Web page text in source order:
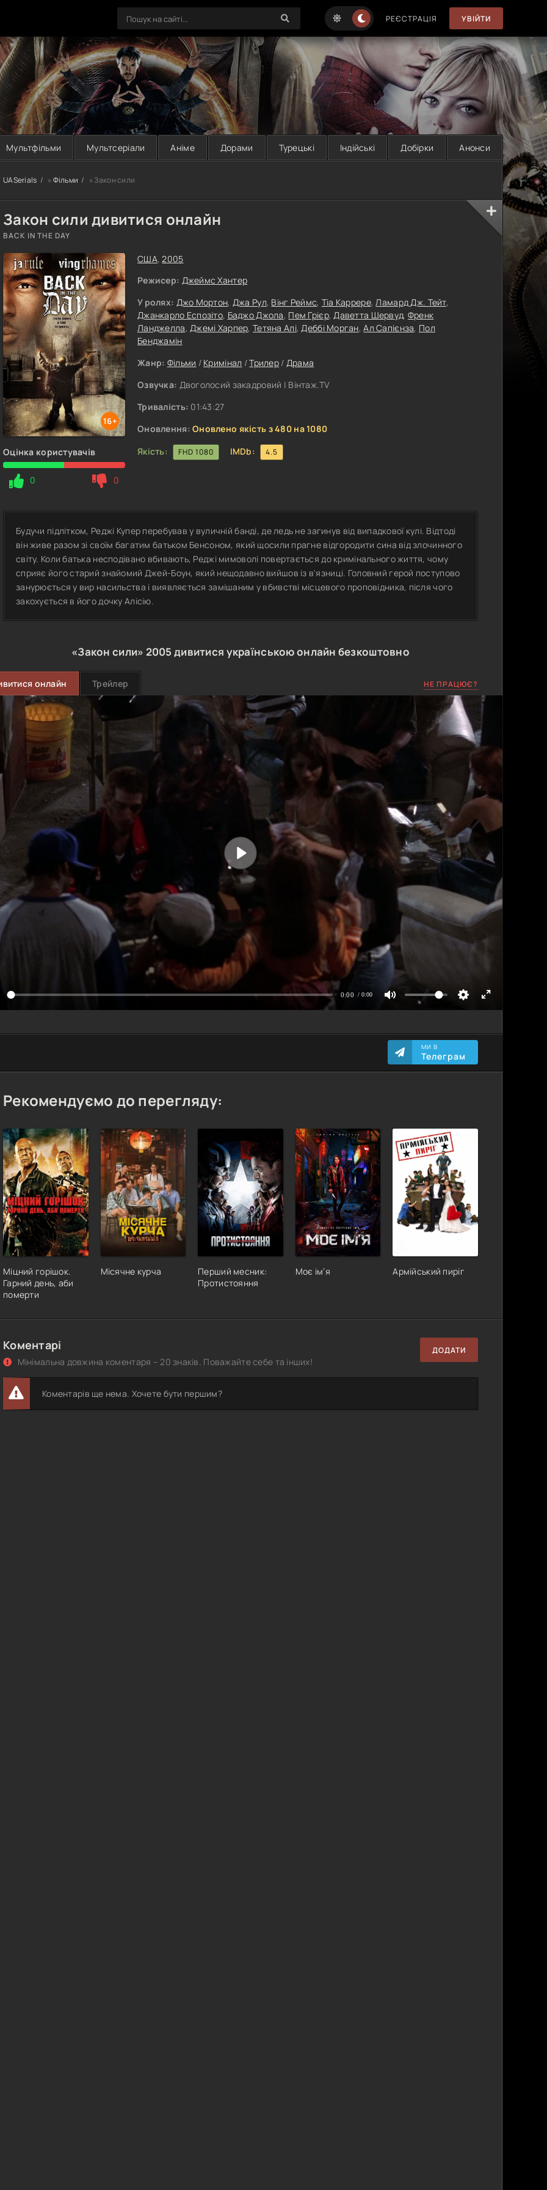
РЕЄСТРАЦІЯ УВІЙТИ
Мультфільми Мультсеріали Аніме Дорами Турецькі Індійські Добірки Анонси
UASerials » Фільми » Закон сили
Закон сили дивитися онлайн
BACK IN THE DAY
16+
Оцінка користувачів
0 0
США,2005
Режисер: Джеймс Хантер
У ролях: Джо Мортон, Джа Рул, Вінг Реймс, Тіа Каррере,Ламард Дж. Тейт,
Джанкарло Еспозіто, Баджо Джола, Пем Грієр,Даветта Шервуд, Френк
Ланджелла,Джемі Харпер,Тетяна Алі,Деббі Морган,Ал Сапієнза, Пол
Бенджамін
Жанр: Фільми / Кримінал /Трилер / Драма
Озвучка: Двоголосий закадровий | Вінтаж.TV
Тривалість: 01:43:27
Оновлення: Оновлено якість з 480 на 1080
Якість:
FHD 1080 IMDb: 4.5
Будучи підлітком, Реджі Купер перебував у вуличній банді, де ледь не загинув від випадкової кулі. Відтоді
він живе разом зі своїм багатим батьком Бенсоном, який щосили прагне відгородити сина від злочинного
світу. Коли батька несподівано вбивають, Реджі мимоволі повертається до кримінального життя, чому
сприяє його старий знайомий Джей-Боун, який нещодавно вийшов із в'язниці. Головний герой поступово
занурюється у вир насильства і виявляється замішаним у вбивстві місцевого проповідника, після чого
закохується в його дочку Алісію.
«Закон сили» 2005 дивитися українською онлайн безкоштовно
онлайн Трейлер НЕ ПРАЦЮЄ?
МИ В
Телеграм
Рекомендуємо до перегляду:
Міцний горішок.
Гарний день, аби
померти
Місячне курча
Перший месник:
Протистояння
Моє ім’я Армійський пиріг
Коментарі
Мінімальна довжина коментаря – 20 знаків. Поважайте себе та інших!
ДОДАТИ
Коментарів ще нема. Хочете бути першим?